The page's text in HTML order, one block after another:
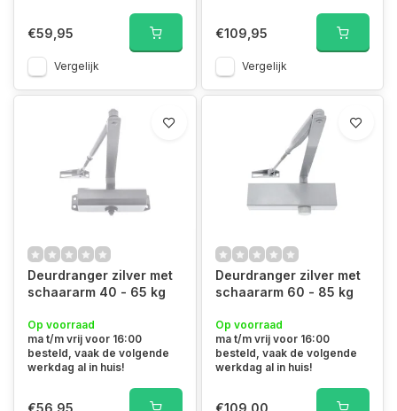
€59,95
Vergelijk
€109,95
Vergelijk
Deurdranger zilver met
schaararm 40 - 65 kg
Op voorraad
ma t/m vrij voor 16:00
besteld, vaak de volgende
werkdag al in huis!
€56,95
Deurdranger zilver met
schaararm 60 - 85 kg
Op voorraad
ma t/m vrij voor 16:00
besteld, vaak de volgende
werkdag al in huis!
€109,00